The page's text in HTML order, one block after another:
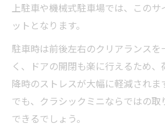
上駐車や機械式駐車場では、このサ
ットとなります。
駐車時は前後左右のクリアランスを
く、ドアの開閉も楽に行えるため
降時のストレスが大幅に軽減されま
でも、クラシックミニならではの
できるでしょう。